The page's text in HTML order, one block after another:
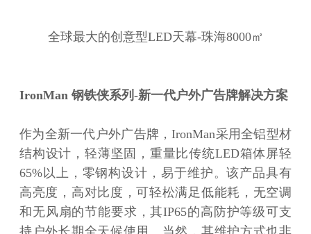
全球最大的创意型LED天幕-珠海8000㎡
IronMan 钢铁侠系列-新一代户外广告牌解决方案
作为全新一代户外广告牌，IronMan采用全铝型材
结构设计，轻薄坚固，重量比传统LED箱体屏轻
65%以上，零钢构设计，易于维护。该产品具有
高亮度，高对比度，可轻松满足低能耗，无空调
和无风扇的节能要求，其IP65的高防护等级可支
持户外长期全天候使用。当然，其维护方式也非